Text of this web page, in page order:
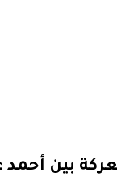
بين أحمد